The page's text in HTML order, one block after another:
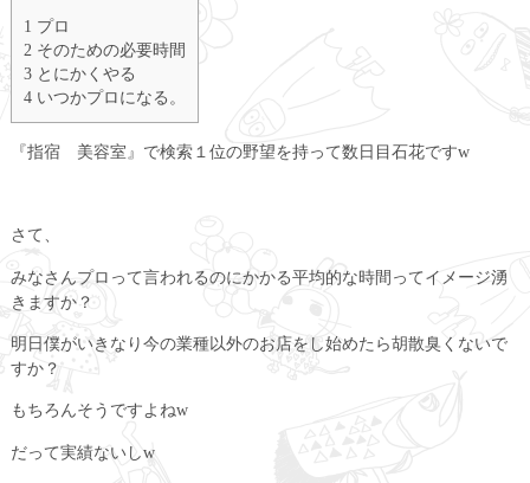
1 プロ
2 そのための必要時間
3 とにかくやる
4 いつかプロになる。
『指宿 美容室』で検索１位の野望を持って数日目石花ですw
さて、
みなさんプロって言われるのにかかる平均的な時間ってイメージ湧
きますか？
明日僕がいきなり今の業種以外のお店をし始めたら胡散臭くないで
すか？
もちろんそうですよねw
だって実績ないしw